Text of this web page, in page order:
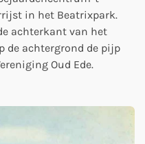
in het Beatrixpark.
achterkant van het
de achtergrond de pijp
Oud Ede.